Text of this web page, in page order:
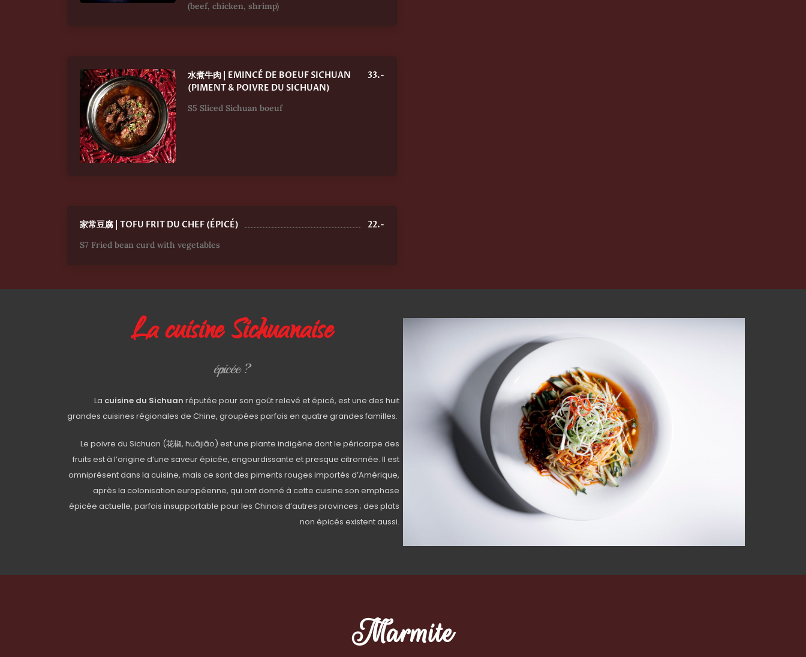
(beef, chicken, shrimp)
水煮牛肉 | EMINCÉ DE BOEUF SICHUAN
(PIMENT & POIVRE DU SICHUAN)
33.-
S5 Sliced Sichuan boeuf
家常豆腐 | TOFU FRIT DU CHEF (ÉPICÉ) 22.-
S7 Fried bean curd with vegetables
La cuisine Sichuanaise
épicée ?
La cuisine du Sichuanréputée pour son goût relevé et épicé, est une des huit
grandes cuisines régionales de Chine, groupées parfois en quatre grandes familles.
Le poivre du Sichuan (花椒,huājiāo) est une plante indigène dont le péricarpe des
fruits est à l’origine d’une saveur épicée, engourdissante et presque citronnée. Il est
omniprésent dans la cuisine, mais ce sont des piments rouges importés d’Amérique,
après la colonisation européenne, qui ont donné à cette cuisine son emphase
épicée actuelle, parfois insupportable pour les Chinois d’autres provinces ; des plats
non épicés existent aussi.
Marmite